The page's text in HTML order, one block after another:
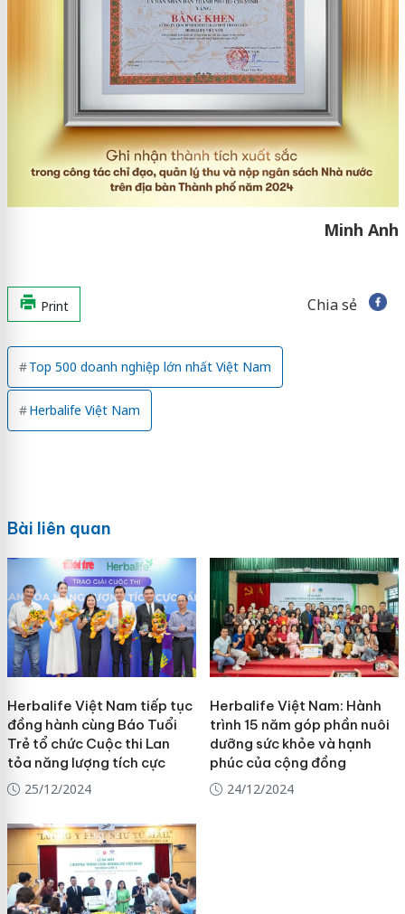
Minh Anh
Print Chia sẻ
Top 500 doanh nghiệp lớn nhất Việt Nam
Herbalife Việt Nam
Bài liên quan
Herbalife Việt Nam tiếp tục
đồng hành cùng Báo Tuổi
Trẻ tổ chức Cuộc thi Lan
tỏa năng lượng tích cực
25/12/2024
Herbalife Việt Nam: Hành
trình 15 năm góp phần nuôi
dưỡng sức khỏe và hạnh
phúc của cộng đồng
24/12/2024